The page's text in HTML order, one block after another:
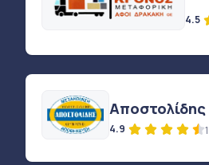
4.5
Αποστολίδης
4.9